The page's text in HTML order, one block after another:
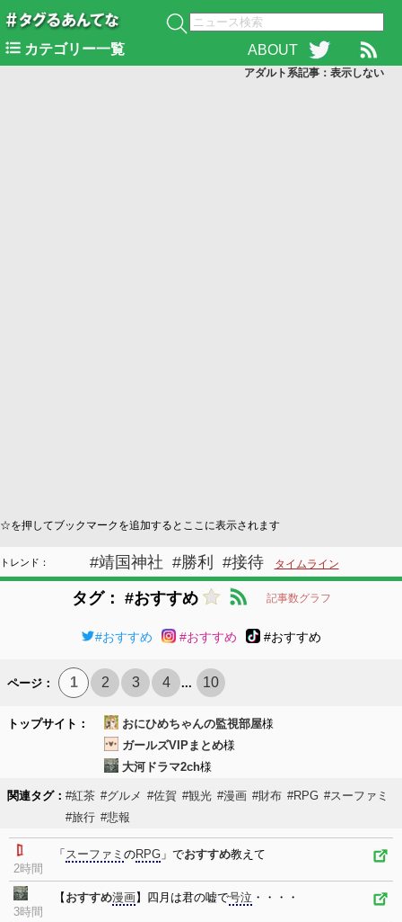
カテゴリー一覧 ABOUT
アダルト系記事：表示しない
☆を押してブックマークを追加するとここに表示されます
#靖国神社 #勝利 #接待 タイムライン
トレンド：
タグ： #おすすめ 記事数グラフ
#おすすめ #おすすめ #おすすめ
ページ： 1 2 3 4 ... 10
トップサイト： おにひめちゃんの監視部屋様
ガールズVIPまとめ様
大河ドラマ2ch様
関連タグ： #紅茶 #グルメ #佐賀 #観光 #漫画 #財布 #RPG #スーファミ
#旅行 #悲報
2時間
「 スーファミ のRPG 」でおすすめ教えて
3時間
【 おすすめ漫画】四月は君の嘘で号泣 ・・・・